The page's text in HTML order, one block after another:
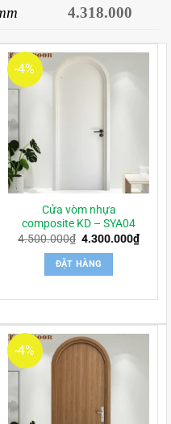
4.318.000
-4%
Cửa vòm nhựa
composite KD – SYA04
4.500.000₫ Giá
là:
4.500.000₫.
4.300.000₫Giá
hiện
ĐẶT HÀNG
-4%